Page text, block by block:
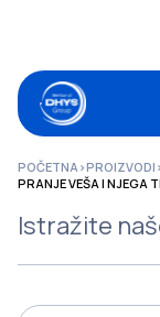
POČETNA>PROIZVODI >
PRANJE VEŠA I NJEGA
Istražite